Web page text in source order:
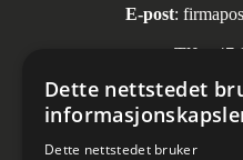
E-post:
Tlf: +47
Automatisk mottak av
Dette nettstedet
Dette nettstedet bruker